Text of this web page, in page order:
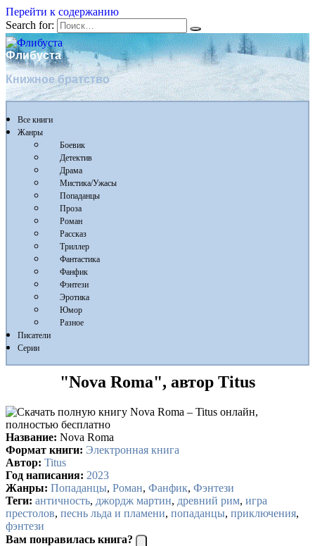
Перейти к содержанию
Search for:
Флибуста
Книжное братство
Все книги
Жанры
Боевик
Детектив
Драма
Мистика/Ужасы
Попаданцы
Проза
Роман
Рассказ
Триллер
Фантастика
Фанфик
Фэнтези
Эротика
Юмор
Разное
Писатели
Серии
"Nova Roma", автор Titus
Название: Nova Roma
Формат книги: Электронная книга
Автор: Titus
Год написания: 2023
Жанры: Попаданцы, Роман, Фанфик, Фэнтези
Теги: античность, джордж мартин, древний рим, игра
престолов, песнь льда и пламени, попаданцы, приключения,
фэнтези
Вам понравилась книга?